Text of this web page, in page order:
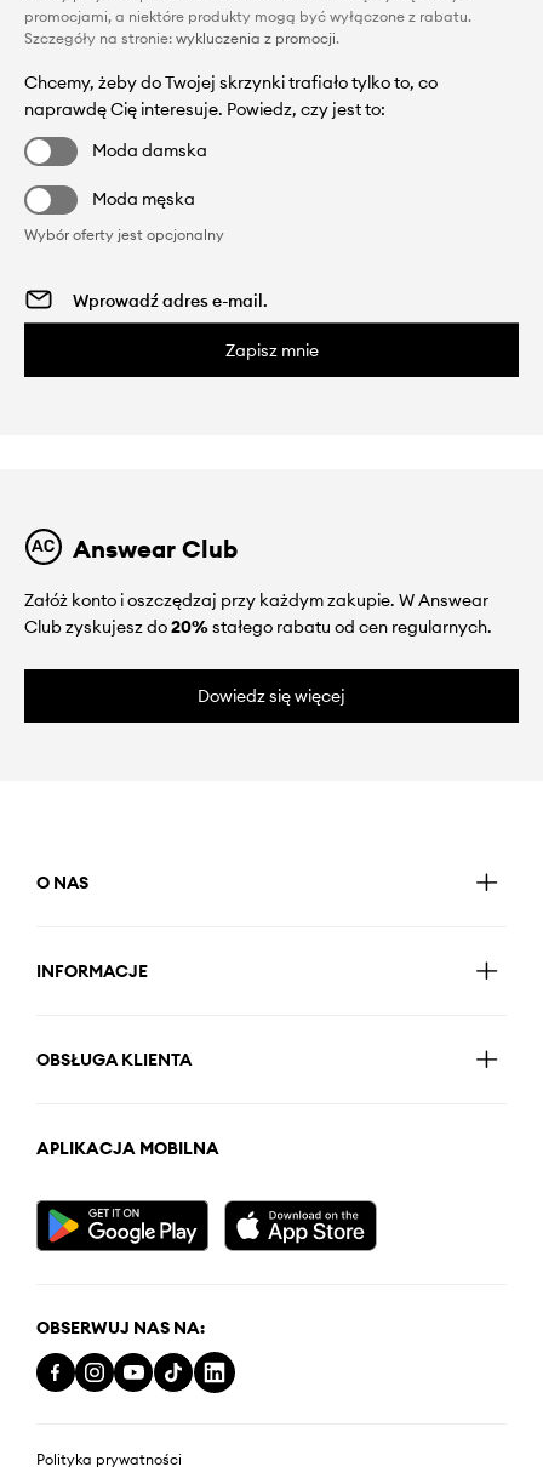
promocjami, a niektóre produkty mogą być wyłączone z rabatu.
Szczegóły na stronie: wykluczenia z promocji.
Chcemy, żeby do Twojej skrzynki trafiało tylko to, co
naprawdę Cię interesuje. Powiedz, czy jest to:
Moda damska
Moda męska
Wybór oferty jest opcjonalny
Zapisz mnie
Answear Club
Załóż konto i oszczędzaj przy każdym zakupie. W Answear
Club zyskujesz do20%stałego rabatu od cen regularnych.
Dowiedz się więcej
O NAS
INFORMACJE
OBSŁUGA KLIENTA
APLIKACJA MOBILNA
OBSERWUJ NAS NA:
Polityka prywatności